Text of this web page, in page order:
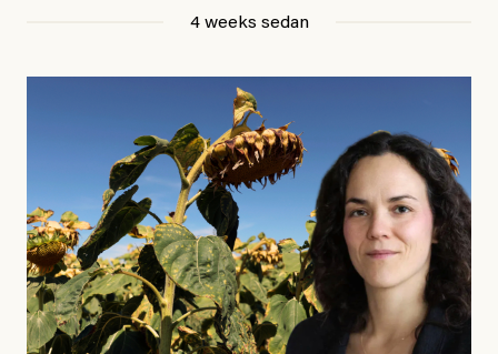
Jonas Lundström
Publicerad24 July, 2026
#23/2026
Jesper Lundby: ”Livet i sig
är ganska politiskt”
Jesper Lundby
Publicerad15 July, 2026
Uppdaterad15 July, 2026
4 weeks sedan